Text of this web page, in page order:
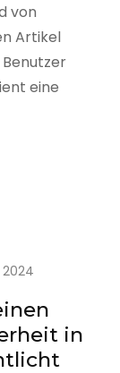
von
Artikel
eine
zu
aus
CSV
erstellen
2024
in